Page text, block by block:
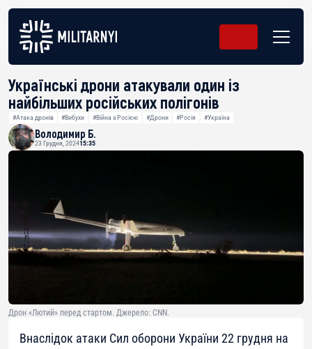
Українські дрони атакували один із
найбільших російських полігонів
#Атака дронів #Вибухи #Війна з Росією #Дрони #Росія #Україна
Володимир Б.
23 Грудня, 202415:35
Дрон «Лютий» перед стартом. Джерело: CNN.
Внаслідок атаки Сил оборони України 22 грудня на